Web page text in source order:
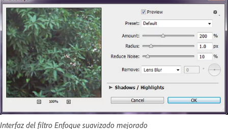
Interfaz del filtro Enfoque suavizado mejorado